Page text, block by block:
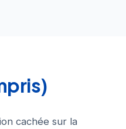
cachée sur la